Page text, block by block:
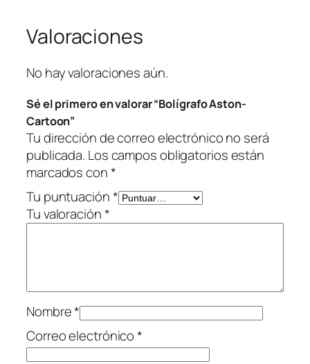
r
o
n
c
a
n
t
i
d
a
Valoraciones
No hay valoraciones aún.
Sé el primero en valorar “Bolígrafo Aston-
Cartoon”
Tu dirección de correo electrónico no será
publicada. Los campos obligatorios están
marcados con*
Tu puntuación*
Tu valoración*
Nombre*
Correo electrónico*